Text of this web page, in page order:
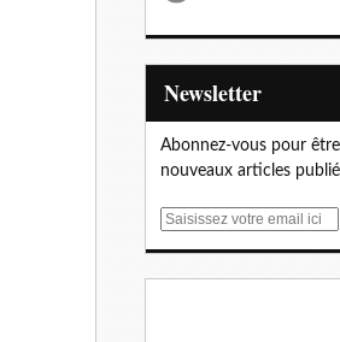
Newsletter
Abonnez-vous pour
nouveaux articles
E